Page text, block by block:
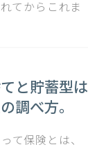
てからこれま
と貯蓄型は
調べ方。
て保険とは、